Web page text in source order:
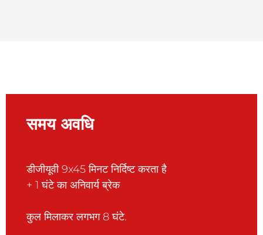
समय अवधि
डीजीयूवी 9x45 मिनट निर्दिष्ट करता है
+ 1 घंटे का अनिवार्य ब्रेक
कुल मिलाकर लगभग 8 घंटे.